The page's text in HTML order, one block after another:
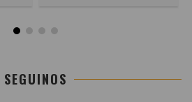
SEGUINOS